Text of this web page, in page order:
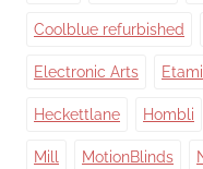
Coolblue refurbished
Electronic Arts
Heckettlane Hombli
Mill MotionBlinds